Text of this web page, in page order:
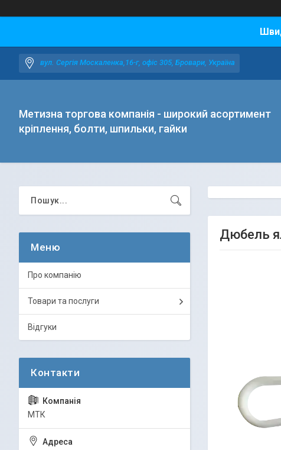
вул. Сергія Москаленка,16-г, офіс 305, Бровари, Україна
Метизна торгова компанія - широкий асортимент
кріплення, болти, шпильки, гайки
Дюбель
Про компанію
Товари та послуги
Відгуки
МТК